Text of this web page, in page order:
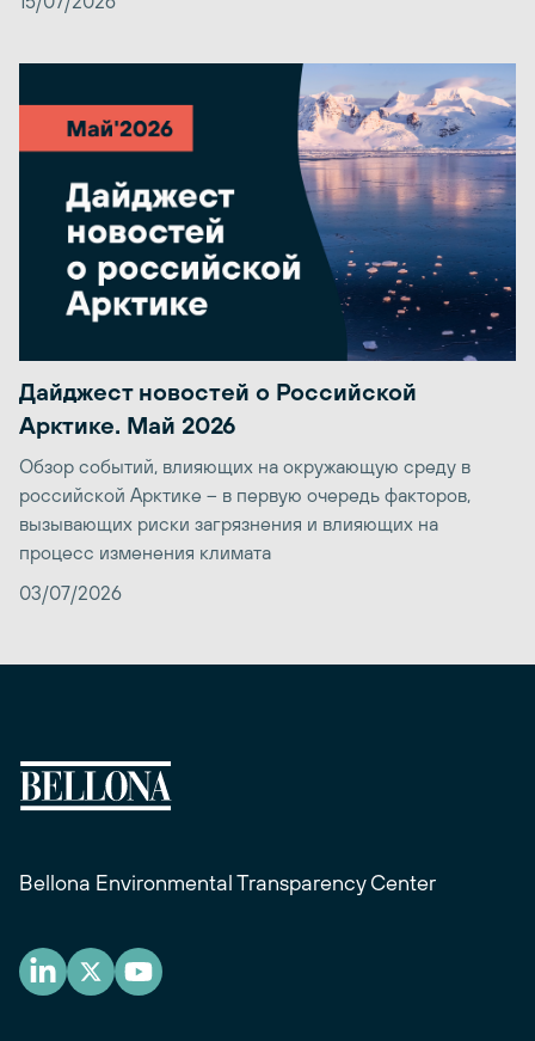
Дайджест новостей о Российской
Арктике. Май 2026
Обзор событий, влияющих на окружающую среду в
российской Арктике – в первую очередь факторов,
вызывающих риски загрязнения и влияющих на
процесс изменения климата
03/07/2026
Bellona Environmental Transparency Center